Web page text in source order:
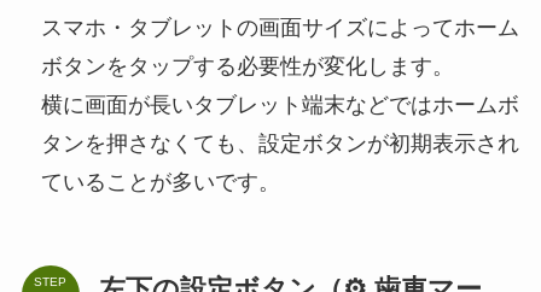
スマホ・タブレットの画面サイズによってホーム
ボタンをタップする必要性が変化します。
横に画面が長いタブレット端末などではホームボ
タンを押さなくても、設定ボタンが初期表示され
ていることが多いです。
STEP